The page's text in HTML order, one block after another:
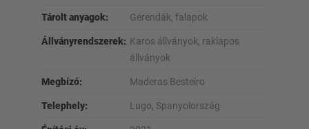
Tárolt anyagok: Gerendák, falapok
Állványrendszerek: Karos állványok, raklapos
állványok
Megbízó: Maderas Besteiro
Telephely: Lugo, Spanyolország